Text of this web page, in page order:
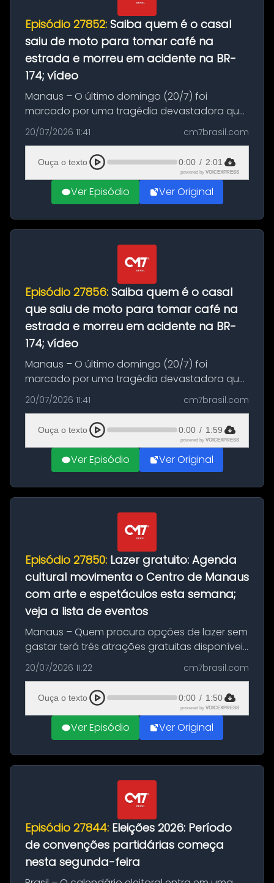
Episódio 27852: Saiba quem é o casal
saiu de moto para tomar café na
estrada e morreu em acidente na BR-
174; vídeo
Manaus – O último domingo (20/7) foi
marcado por uma tragédia devastadora que
resultou na morte precoce de dois jovens na
BR-174, na zona rural de Manaus. Um passeio
com destino a um típico café regio...
20/07/2026 11:41 cm7brasil.com
Ouça o texto 0:00 / 2:01
powered by VOICEXPRESS
Ver Episódio Ver Original
Episódio 27856: Saiba quem é o casal
que saiu de moto para tomar café na
estrada e morreu em acidente na BR-
174; vídeo
Manaus – O último domingo (20/7) foi
marcado por uma tragédia devastadora que
resultou na morte precoce de dois jovens na
BR-174, na zona rural de Manaus. Um passeio
com destino a um típico café regio...
20/07/2026 11:41 cm7brasil.com
Ouça o texto 0:00 / 1:59
powered by VOICEXPRESS
Ver Episódio Ver Original
Episódio 27850: Lazer gratuito: Agenda
cultural movimenta o Centro de Manaus
com arte e espetáculos esta semana;
veja a lista de eventos
Manaus – Quem procura opções de lazer sem
gastar terá três atrações gratuitas disponíveis
entre esta segunda-feira (20) e quinta-feira
(23). A programação inclui uma exposição
dedicada à história das ...
20/07/2026 11:22 cm7brasil.com
Ouça o texto 0:00 / 1:50
powered by VOICEXPRESS
Ver Episódio Ver Original
Episódio 27844: Eleições 2026: Período
de convenções partidárias começa
nesta segunda-feira